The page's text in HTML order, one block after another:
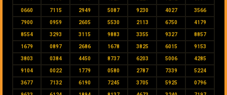
0660 7115 2949 5087 9230 4027 3566
7900 0959 2605 5530 2113 6750 4179
8554 3293 3115 9883 3355 9327 8857
1679 0897 2686 1678 3825 6015 9153
3803 0384 4450 8737 6203 5006 4285
9104 0022 1779 0580 2787 7339 5224
3677 7132 6190 7245 3705 5925 0796